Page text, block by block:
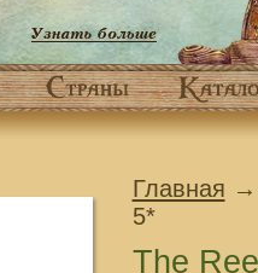
Главная →
5*
The